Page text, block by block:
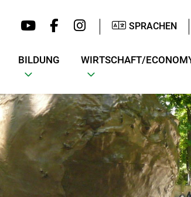
SPRACHEN
BILDUNG WIRTSCHAFT/